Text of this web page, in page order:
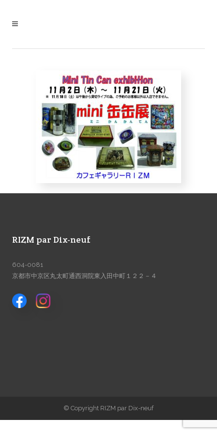
RIZM par Dix-neuf
604-0081
京都市中京区丸太町通西洞院東入田中町１２２－４
© Copyright RIZM par Dix-neuf